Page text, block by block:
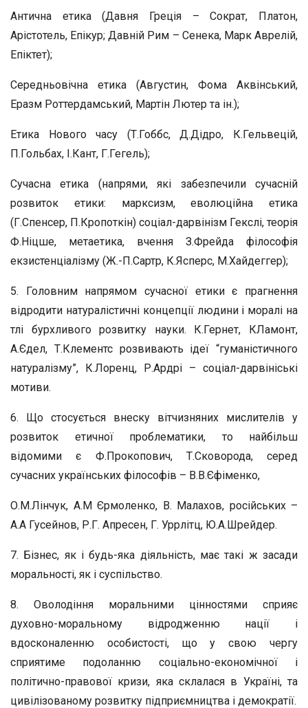
Антична етика (Давня Греція – Сократ, Платон,
Арістотель, Епікур; Давній Рим – Сенека, Марк Аврелій,
Епіктет);
Середньовічна етика (Августин, Фома Аквінський,
Еразм Роттердамський, Мартін Лютер та ін.);
Етика Нового часу (Т.Гоббс, Д.Дідро, К.Гельвецій,
П.Гольбах, І.Кант, Г.Гегель);
Сучасна етика (напрями, які забезпечили сучасній
розвиток етики: марксизм, еволюційна етика
(Г.Спенсер, П.Кропоткін) соціал-дарвінізм Гекслі, теорія
Ф.Ніцше, метаетика, вчення З.Фрейда філософія
екзистенціалізму (Ж.-П.Сартр, К.Ясперс, М.Хайдеггер);
5. Головним напрямом сучасної етики є прагнення
відродити натуралістичні концепції людини і моралі на
тлі бурхливого розвитку науки. К.Гернет, КЛамонт,
А.Єдел, Т.Клементс розвивають ідеї “гуманістичного
натуралізму”, К.Лоренц, Р.Ардрі – соціал-дарвініські
мотиви.
6. Що стосується внеску вітчизняних мислителів у
розвиток етичної проблематики, то найбільш
відомими є Ф.Прокопович, Т.Сковорода, серед
сучасних українських філософів – В.В.Єфіменко,
О.М.Лінчук, А.М Єрмоленко, В. Малахов, російських –
А.А Гусейнов, Р.Г. Апресен, Г. Уррлітц, Ю.А.Шрейдер.
7. Бізнес, як і будь-яка діяльність, має такі ж засади
моральності, як і суспільство.
8. Оволодіння моральними цінностями сприяє
духовно-моральному відродженню нації і
вдосконаленню особистості, що у свою чергу
сприятиме подоланню соціально-економічної і
політично-правової кризи, яка склалася в Україні, та
цивілізованому розвитку підприємництва і демократії.